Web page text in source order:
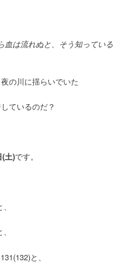
血は流れぬと、そう知っている
の川に揺らいでいた
ているのだ？
(土)です。
と、